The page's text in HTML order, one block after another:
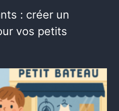
: créer un
vos petits